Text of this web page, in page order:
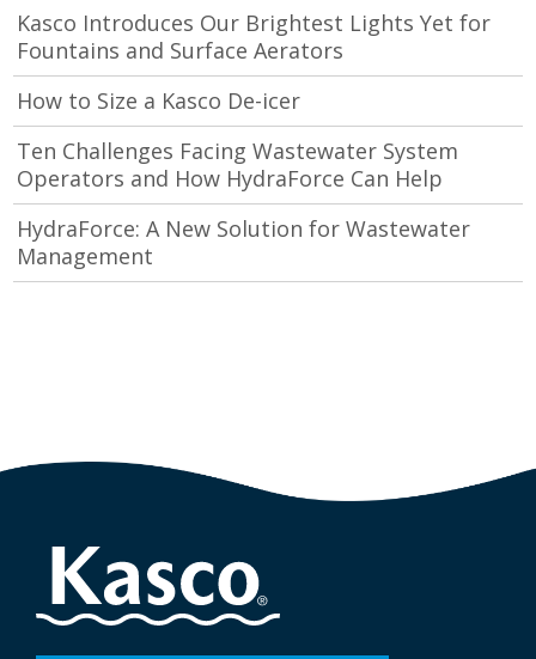
Kasco Introduces Our Brightest Lights Yet for
Fountains and Surface Aerators
How to Size a Kasco De-icer
Ten Challenges Facing Wastewater System
Operators and How HydraForce Can Help
HydraForce: A New Solution for Wastewater
Management